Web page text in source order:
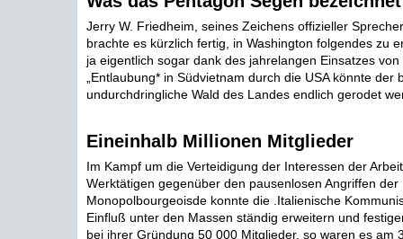
Jerry W. Friedheim, seines Zeichens offizieller
brachte es kürzlich fertig, in Washington folgendes zu
ja eigentlich sogar dank des jahrelangen Einsatzes
„Entlaubung* in Südvietnam durch die USA könnte der
undurchdringliche Wald des Landes endlich gerodet
Eineinhalb Millionen Mitglieder
Im Kampf um die Verteidigung der Interessen der
Werktätigen gegenüber den pausenlosen Angriffen der
Monopolbourgeoisde konnte die .Italienische
Einfluß unter den Massen ständig erweitern und
bei ihrer Gründung 50 000 Mitglieder, so waren es am